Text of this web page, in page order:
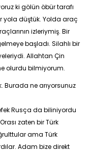
ki gölün öbür tarafı
yola düştük. Yolda araç
izleriymiş. Bir
başladı. Silahlı bir
Allahtan Çin
olurdu bilmiyorum.
Burada ne arıyorsunuz
Rusça da biliniyordu
zaten bir Türk
ama Türk
Adam bize direkt